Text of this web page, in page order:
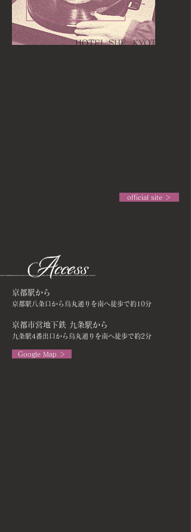
HOTEL SHE, KYOTO
official site ＞
京都駅から
京都駅八条口から烏丸通りを南へ徒歩で約10分
京都市営地下鉄 九条駅から
九条駅4番出口から烏丸通りを南へ徒歩で約2分
Google Map ＞